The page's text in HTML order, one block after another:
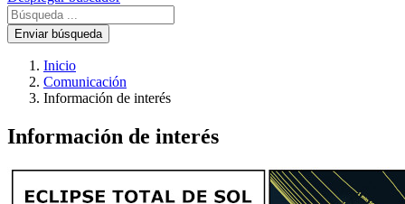
Enviar búsqueda
Inicio
Comunicación
Información de interés
Información de interés